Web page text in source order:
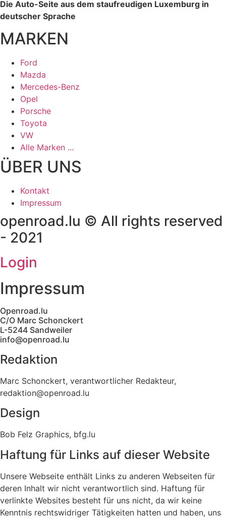
Die Auto-Seite aus dem staufreudigen Luxemburg in
deutscher Sprache
MARKEN
Ford
Mazda
Mercedes-Benz
Opel
Porsche
Toyota
VW
Alle Marken ...
ÜBER UNS
Kontakt
Impressum
openroad.lu © All rights reserved
- 2021
Login
Impressum
Openroad.lu
C/O Marc Schonckert
L-5244 Sandweiler
info@openroad.lu
Redaktion
Marc Schonckert, verantwortlicher Redakteur,
redaktion@openroad.lu
Design
Bob Felz Graphics, bfg.lu
Haftung für Links auf dieser Website
Unsere Webseite enthält Links zu anderen Webseiten für
deren Inhalt wir nicht verantwortlich sind. Haftung für
verlinkte Websites besteht für uns nicht, da wir keine
Kenntnis rechtswidriger Tätigkeiten hatten und haben, uns